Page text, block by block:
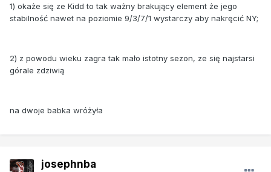
1) okaże się ze Kidd to tak ważny brakujący element że jego
stabilność nawet na poziomie 9/3/7/1 wystarczy aby nakręcić NY;
2) z powodu wieku zagra tak mało istotny sezon, ze się najstarsi
górale zdziwią
na dwoje babka wróżyła
josephnba